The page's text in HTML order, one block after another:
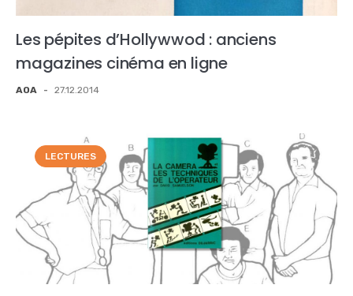
Les pépites d’Hollywwod : anciens
magazines cinéma en ligne
AOA - 27.12.2014
LECTURES